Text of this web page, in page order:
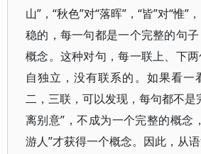
山”，“秋色”对“落晖”，“皆”对“惟”
稳的，每一句都是一个完整的句
概念。这种对句，每一联上、下
自独立，没有联系的。如果看一
二，三联，可以发现，每句都不是
离别意”，不成为一个完整的概念
游人”才获得一个概念。因此，从